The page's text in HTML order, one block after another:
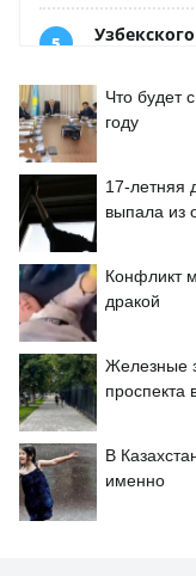
Что будет
году
17-летняя
выпала из
Конфликт
дракой
Железные
проспекта
В
именно